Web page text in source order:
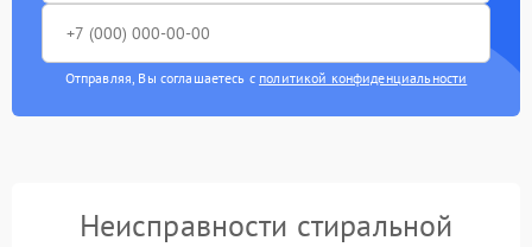
Отправляя, Вы соглашаетесь с политикой конфиденциальности
Неисправности стиральной